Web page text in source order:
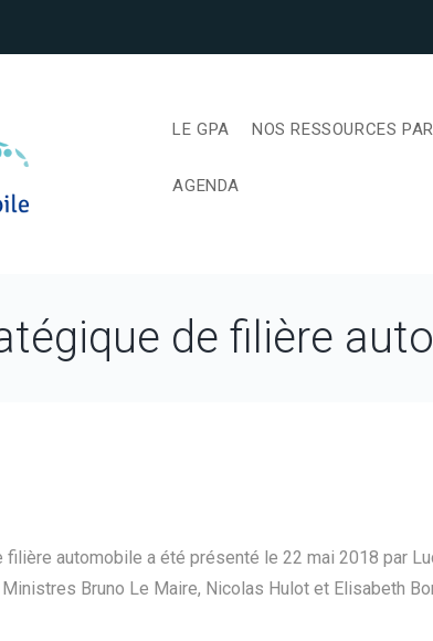
LE GPA NOS RESSOURCES
AGENDA
de filière
automobile a été présenté le 22 mai 2018 par
Bruno Le Maire, Nicolas Hulot et Elisabeth